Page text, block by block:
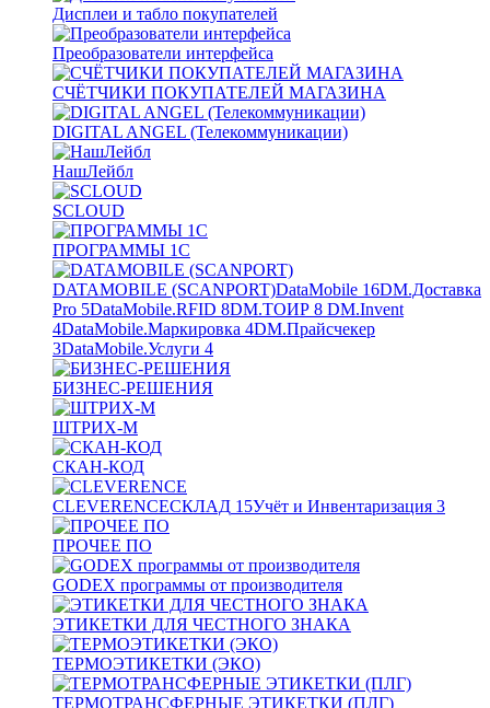
Дисплеи и табло покупателей
Преобразователи интерфейса
СЧЁТЧИКИ ПОКУПАТЕЛЕЙ МАГАЗИНА
DIGITAL ANGEL (Телекоммуникации)
НашЛейбл
SCLOUD
ПРОГРАММЫ 1С
DATAMOBILE (SCANPORT)DataMobile 16DM.Доставка
Pro 5DataMobile.RFID 8DM.ТОИР 8 DM.Invent
4DataMobile.Маркировка 4DM.Прайсчекер
3DataMobile.Услуги 4
БИЗНЕС-РЕШЕНИЯ
ШТРИХ-М
СКАН-КОД
CLEVERENCEСКЛАД 15Учёт и Инвентаризация 3
ПРОЧЕЕ ПО
GODEX программы от производителя
ЭТИКЕТКИ ДЛЯ ЧЕСТНОГО ЗНАКА
ТЕРМОЭТИКЕТКИ (ЭКО)
ТЕРМОТРАНСФЕРНЫЕ ЭТИКЕТКИ (ПЛГ)